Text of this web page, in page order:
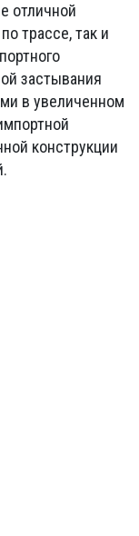
отличной
трассе, так и
застывания
в увеличенном
конструкции